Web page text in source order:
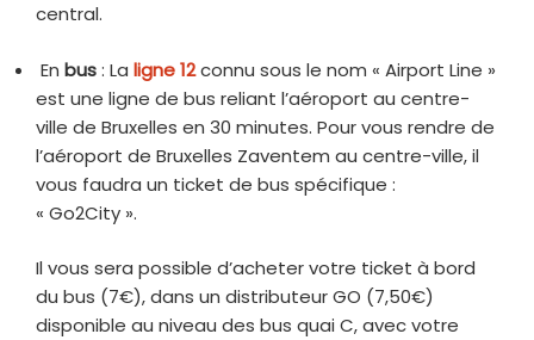
central.
En bus: La ligne 12connu sous le nom « Airport Line »
est une ligne de bus reliant l’aéroport au centre-
ville de Bruxelles en 30 minutes. Pour vous rendre de
l’aéroport de Bruxelles Zaventem au centre-ville, il
vous faudra un ticket de bus spécifique :
« Go2City ».
Il vous sera possible d’acheter votre ticket à bord
du bus (7€), dans un distributeur GO (7,50€)
disponible au niveau des bus quai C, avec votre